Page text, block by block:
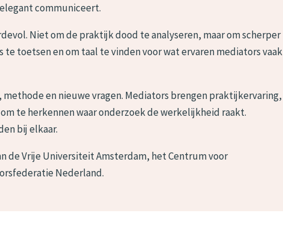
communiceert.
Niet om de praktijk dood te analyseren, maar om scherper
te toetsen en om taal te vinden voor wat ervaren mediators vaak
methode en nieuwe vragen. Mediators brengen praktijkervaring,
te herkennen waar onderzoek de werkelijkheid raakt.
bij elkaar.
de Vrije Universiteit Amsterdam, het Centrum voor
Nederland.